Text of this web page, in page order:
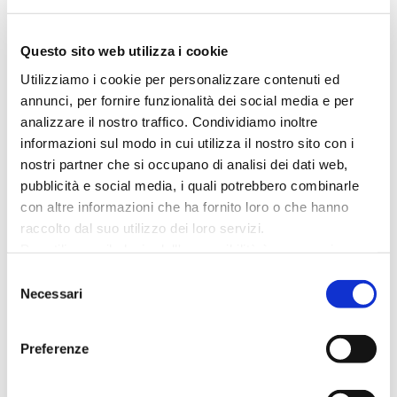
Questo sito web utilizza i cookie
Utilizziamo i cookie per personalizzare contenuti ed
annunci, per fornire funzionalità dei social media e per
analizzare il nostro traffico. Condividiamo inoltre
informazioni sul modo in cui utilizza il nostro sito con i
nostri partner che si occupano di analisi dei dati web,
pubblicità e social media, i quali potrebbero combinarle
con altre informazioni che ha fornito loro o che hanno
raccolto dal suo utilizzo dei loro servizi.
Per ulteriori informazioni è possibile consultare
Cookie Policy.
delNecessari
Preferenze
Stefano Buda.
Una serata magica deve avere il giusto
accompagnamento musicale.
Le note del violino di Desislava Kondova,
musicista bulgara, ma riminese d’adozione,
faranno da sottofondo all’intera cena.
Intrattenimento, interviste ai protagonisti,
punti selfie e tante sorprese con Francesco
Aquila grande mattatore, si susseguiranno per
3 Farciture di Piadina Romagnola IGP in